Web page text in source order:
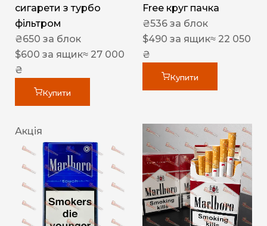
сигарети з турбо
фільтром
₴650 за блок
$600 за ящик≈ 27 000
₴
Купити
Free круг пачка
₴536 за блок
$490 за ящик≈ 22 050
₴
Купити
Акція